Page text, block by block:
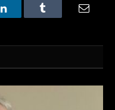
LinkedInTumblr